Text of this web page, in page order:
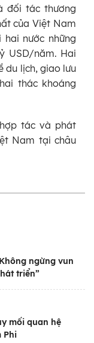
đối tác thương
của Việt Nam
nước những
USD/năm. Hai
du lịch, giao lưu
thác khoáng
tác và phát
Nam tại châu
ngừng vun
triển”
mối quan hệ
Phi